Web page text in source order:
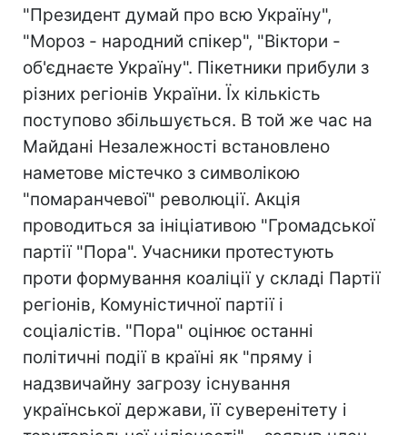
"Президент думай про всю Україну",
"Мороз - народний спікер", "Віктори -
об'єднаєте Україну". Пікетники прибули з
різних регіонів України. Їх кількість
поступово збільшується. В той же час на
Майдані Незалежності встановлено
наметове містечко з символікою
"помаранчевої" революції. Акція
проводиться за ініціативою "Громадської
партії "Пора". Учасники протестують
проти формування коаліції у складі Партії
регіонів, Комуністичної партії і
соціалістів. "Пора" оцінює останні
політичні події в країні як "пряму і
надзвичайну загрозу існування
української держави, її суверенітету і